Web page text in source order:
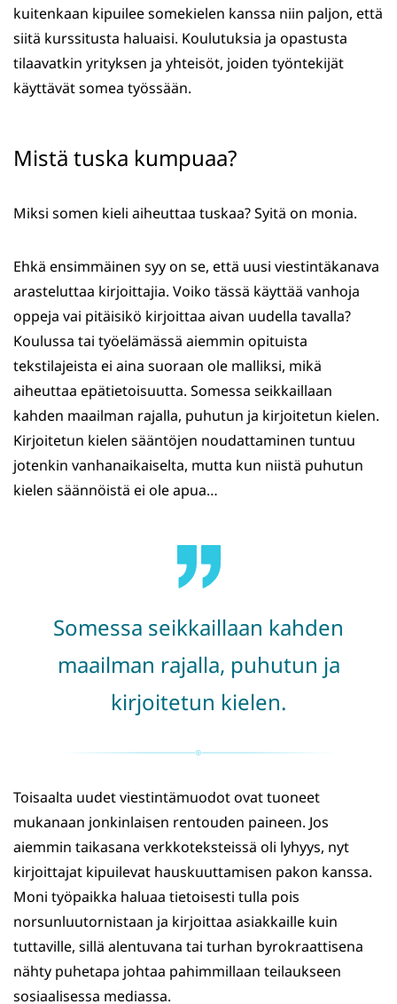
kuitenkaan kipuilee somekielen kanssa niin paljon, että
siitä kurssitusta haluaisi. Koulutuksia ja opastusta
tilaavatkin yrityksen ja yhteisöt, joiden työntekijät
käyttävät somea työssään.
Mistä tuska kumpuaa?
Miksi somen kieli aiheuttaa tuskaa? Syitä on monia.
Ehkä ensimmäinen syy on se, että uusi viestintäkanava
arasteluttaa kirjoittajia. Voiko tässä käyttää vanhoja
oppeja vai pitäisikö kirjoittaa aivan uudella tavalla?
Koulussa tai työelämässä aiemmin opituista
tekstilajeista ei aina suoraan ole malliksi, mikä
aiheuttaa epätietoisuutta. Somessa seikkaillaan
kahden maailman rajalla, puhutun ja kirjoitetun kielen.
Kirjoitetun kielen sääntöjen noudattaminen tuntuu
jotenkin vanhanaikaiselta, mutta kun niistä puhutun
kielen säännöistä ei ole apua…
Somessa seikkaillaan kahden
maailman rajalla, puhutun ja
kirjoitetun kielen.
Toisaalta uudet viestintämuodot ovat tuoneet
mukanaan jonkinlaisen rentouden paineen. Jos
aiemmin taikasana verkkoteksteissä oli lyhyys, nyt
kirjoittajat kipuilevat hauskuuttamisen pakon kanssa.
Moni työpaikka haluaa tietoisesti tulla pois
norsunluutornistaan ja kirjoittaa asiakkaille kuin
tuttaville, sillä alentuvana tai turhan byrokraattisena
nähty puhetapa johtaa pahimmillaan teilaukseen
sosiaalisessa mediassa.